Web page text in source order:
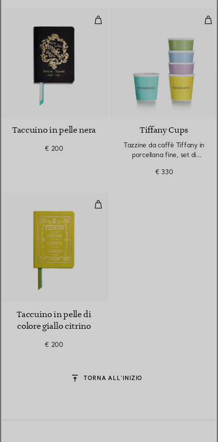
Taccuino in pelle nera
5 Colori
Taccuino in pelle nera
€ 200
Tiffany Cups
Tazzine da caffè Tiffany in
porcellana fine, set di
€ 330
Taccuino in pelle di colore giallo
Taccuino in pelle di
colore giallo citrino
€ 200
TORNA ALL’INIZIO